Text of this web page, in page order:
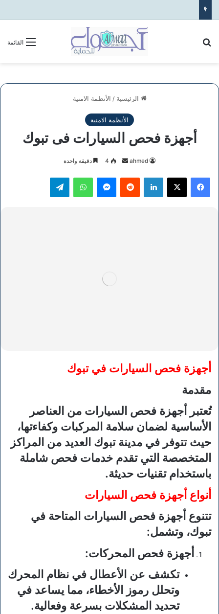
القائمة
الرئيسية / الأنظمة الامنية
الأنظمة الامنية
أجهزة فحص السيارات فى تبوك
ahmed
أرسل
إلكترونيا
4 دقيقة واحدة
فيسبوك ‫X لينكدإن ماسنجر واتساب تيلقرام
أجهزة فحص السيارات في تبوك
مقدمة
تُعتبر أجهزة فحص السيارات من العناصر
الأساسية لضمان سلامة المركبات وكفاءتها،
حيث تتوفر في مدينة تبوك العديد من المراكز
المتخصصة التي تقدم خدمات فحص شاملة
باستخدام تقنيات حديثة.
أنواع أجهزة فحص السيارات
تتنوع أجهزة فحص السيارات المتاحة في
تبوك، وتشمل:
أجهزة فحص المحركات:
تكشف عن الأعطال في نظام المحرك
وتحلل رموز الأخطاء، مما يساعد في
تحديد المشكلات بسرعة وفعالية.